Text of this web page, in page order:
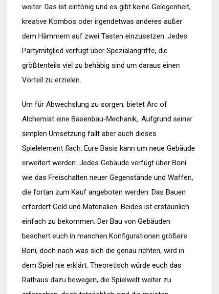
weiter. Das ist eintönig und es gibt keine Gelegenheit,
kreative Kombos oder irgendetwas anderes außer
dem Hämmern auf zwei Tasten einzusetzen. Jedes
Partymitglied verfügt über Spezialangriffe, die
größtenteils viel zu behäbig sind um daraus einen
Vorteil zu erzielen.
Um für Abwechslung zu sorgen, bietet Arc of
Alchemist eine Basenbau-Mechanik,. Aufgrund seiner
simplen Umsetzung fällt aber auch dieses
Spielelement flach. Eure Basis kann um neue Gebäude
erweitert werden. Jedes Gebäude verfügt über Boni
wie das Freischalten neuer Gegenstände und Waffen,
die fortan zum Kauf angeboten werden. Das Bauen
erfordert Geld und Materialien. Beides ist erstaunlich
einfach zu bekommen. Der Bau von Gebäuden
beschert euch in manchen Konfigurationen größere
Boni, doch nach was sich die genau richten, wird in
dem Spiel nie erklärt. Theoretisch würde euch das
Rathaus dazu bewegen, die Spielwelt weiter zu